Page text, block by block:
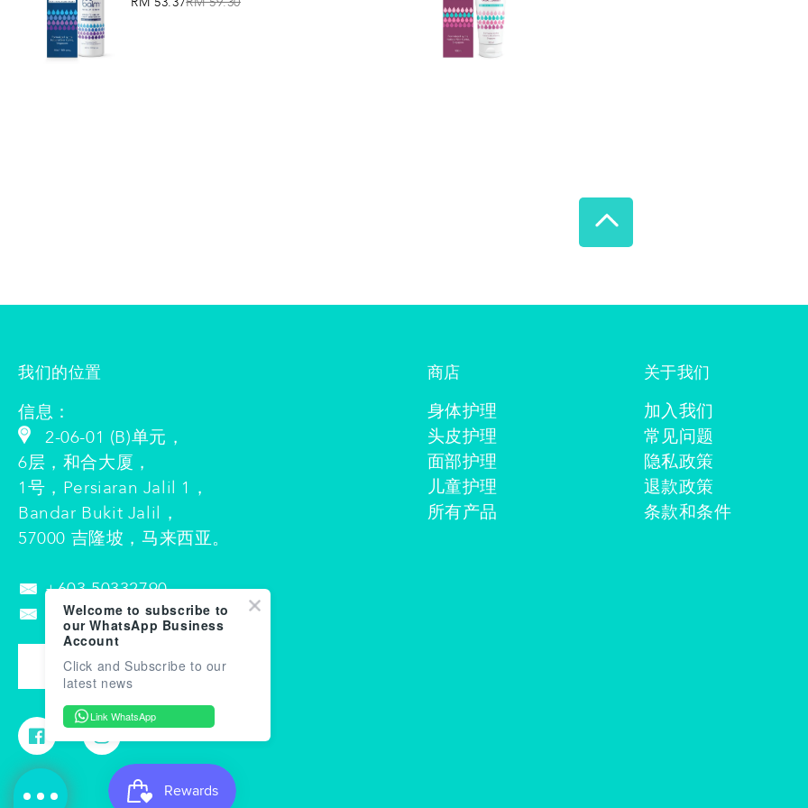
我们的位置
信息：
2-06-01 (B)单元，
6层，和合大厦，
1号，Persiaran Jalil 1，
Bandar Bukit Jalil，
57000 吉隆坡，马来西亚。
+603 50332790
info-my@suubalm.com
联系我们
商店
身体护理
头皮护理
面部护理
儿童护理
所有产品
关于我们
加入我们
常见问题
隐私政策
退款政策
条款和条件
脸
书
淘
网
Welcome to subscribe to
our WhatsApp Business
Account
Click and Subscribe to our
latest news
Link WhatsApp